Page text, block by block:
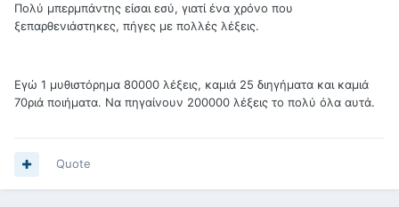
Πολύ μπερμπάντης είσαι εσύ, γιατί ένα χρόνο που
ξεπαρθενιάστηκες, πήγες με πολλές λέξεις.
Εγώ 1 μυθιστόρημα 80000 λέξεις, καμιά 25 διηγήματα και καμιά
70ριά ποιήματα. Να πηγαίνουν 200000 λέξεις το πολύ όλα αυτά.
Quote